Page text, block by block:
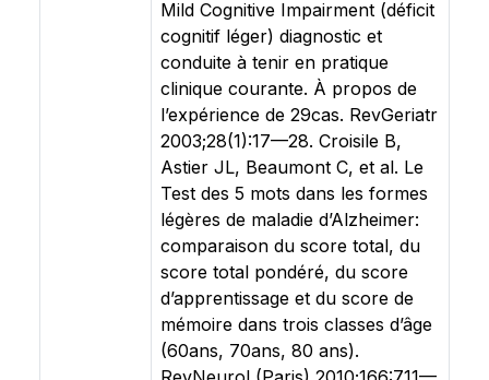
Mild Cognitive Impairment (déficit
cognitif léger) diagnostic et
conduite à tenir en pratique
clinique courante. À propos de
l’expérience de 29cas. RevGeriatr
2003;28(1):17—28. Croisile B,
Astier JL, Beaumont C, et al. Le
Test des 5 mots dans les formes
légères de maladie d’Alzheimer:
comparaison du score total, du
score total pondéré, du score
d’apprentissage et du score de
mémoire dans trois classes d’âge
(60ans, 70ans, 80 ans).